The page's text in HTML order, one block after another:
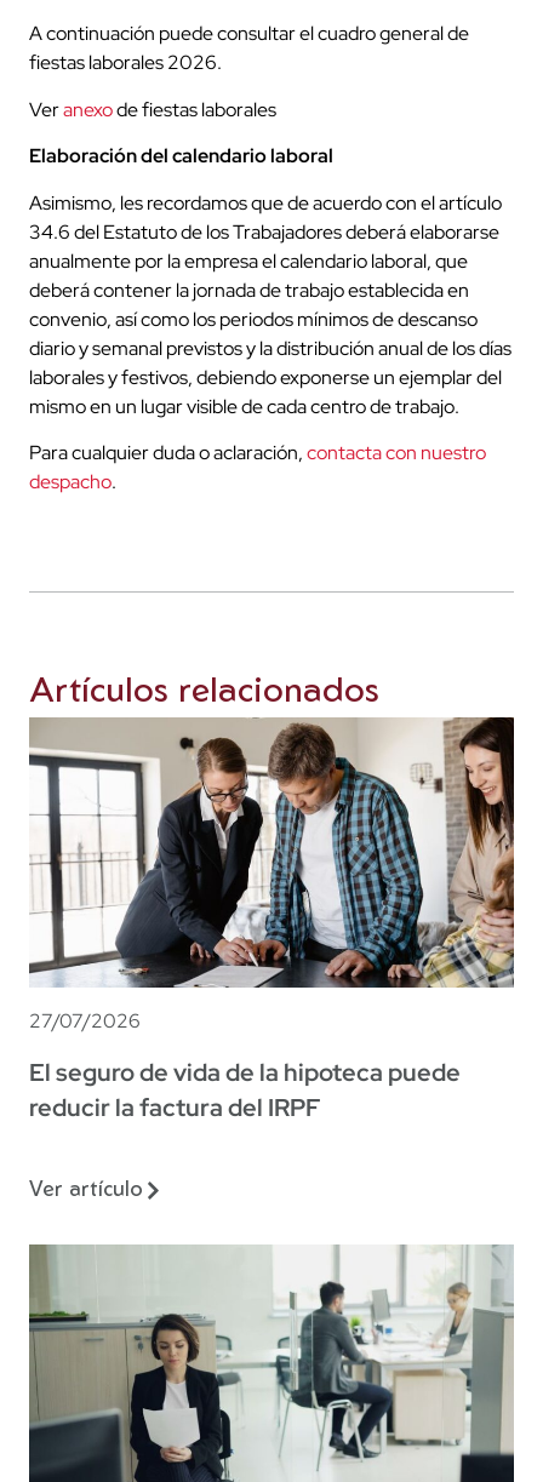
A continuación puede consultar el cuadro general de
fiestas laborales 2026.
Veranexode fiestas laborales
Elaboración del calendario laboral
Asimismo, les recordamos que de acuerdo con el artículo
34.6 del Estatuto de los Trabajadores deberá elaborarse
anualmente por la empresa el calendario laboral, que
deberá contener la jornada de trabajo establecida en
convenio, así como los periodos mínimos de descanso
diario y semanal previstos y la distribución anual de los días
laborales y festivos, debiendo exponerse un ejemplar del
mismo en un lugar visible de cada centro de trabajo.
Para cualquier duda o aclaración,contacta con nuestro
despacho.
Artículos relacionados
27/07/2026
El seguro de vida de la hipoteca puede
reducir la factura del IRPF
Ver artículo